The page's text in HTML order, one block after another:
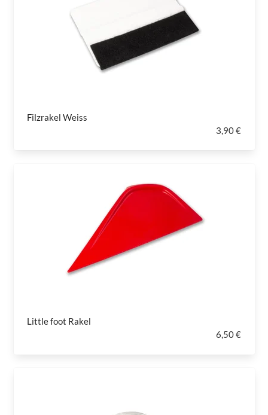
Filzrakel Weiss
3,90 €
Little foot Rakel
6,50 €